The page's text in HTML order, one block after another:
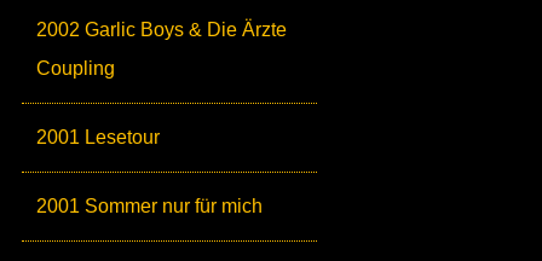
2002 Garlic Boys & Die Ärzte
Coupling
2001 Lesetour
2001 Sommer nur für mich